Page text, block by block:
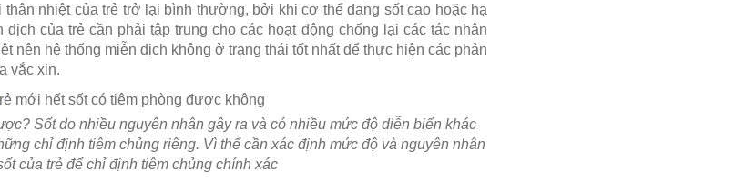
thân nhiệt của trẻ trở lại bình thường, bởi khi cơ thể đang sốt cao hoặc hạ
của trẻ cần phải tập trung cho các hoạt động chống lại các tác nhân
nên hệ thống miễn dịch không ở trạng thái tốt nhất để thực hiện các phản
vắc xin.
Sốt do nhiều nguyên nhân gây ra và có nhiều mức độ diễn biến khác
chỉ định tiêm chủng riêng. Vì thể cần xác định mức độ và nguyên nhân
của trẻ để chỉ định tiêm chủng chính xác